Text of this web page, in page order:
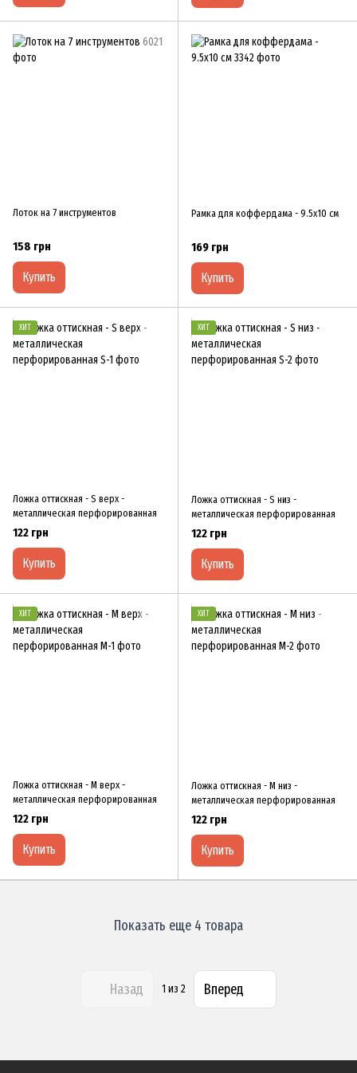
Лоток на 7 инструментов
158 грн
Купить
Рамка для коффердама - 9.5х10 см
169 грн
Купить
ХИТ
Ложка оттискная - S верх -
металлическая перфорированная
122 грн
Купить
ХИТ
Ложка оттискная - S низ -
металлическая перфорированная
122 грн
Купить
ХИТ
Ложка оттискная - М верх -
металлическая перфорированная
122 грн
Купить
ХИТ
Ложка оттискная - M низ -
металлическая перфорированная
122 грн
Купить
Показать еще 4 товара
Назад 1 из 2 Вперед